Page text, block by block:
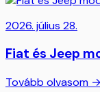
2026. július 28.
Fiat és Jeep
Tovább olvasom →